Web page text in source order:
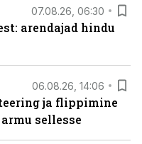
07.08.26, 06:30
arendajad hindu
06.08.26, 14:06
ja flippimine
sellesse